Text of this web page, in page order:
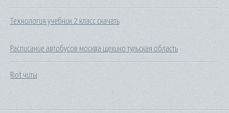
Технология учебник 2 класс скачать
Расписание автобусов москва щекино тульская область
Riot читы